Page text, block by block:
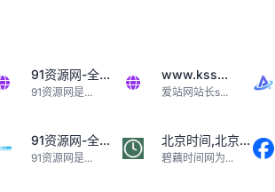
91资源网-全...
91资源网是...
www.kss...
爱站网站长s...
91资源网-全...
91资源网是...
北京时间,北京...
碧藕时间网为...